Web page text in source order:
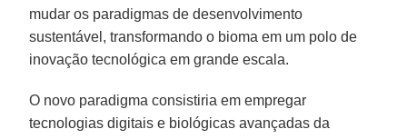
mudar os paradigmas de desenvolvimento
sustentável, transformando o bioma em um polo de
inovação tecnológica em grande escala.
O novo paradigma consistiria em empregar
tecnologias digitais e biológicas avançadas da